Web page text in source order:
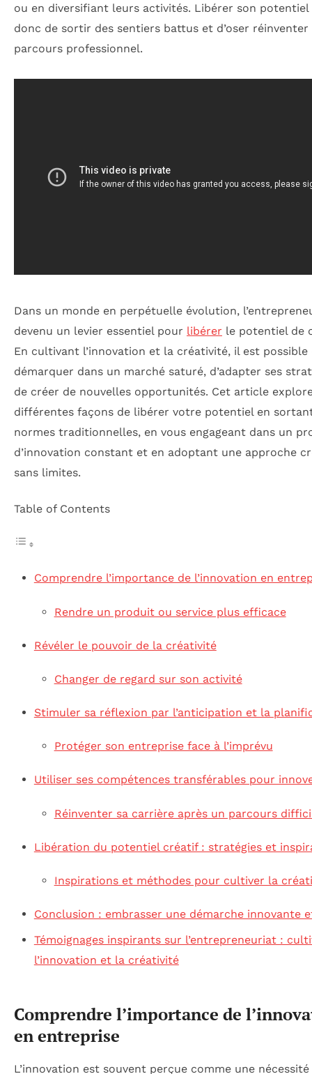
ou en diversifiant leurs activités. Libérer son potentiel
donc de sortir des sentiers battus et d’oser réinventer
parcours professionnel.
Dans un monde en perpétuelle évolution,
devenu un levier essentiel pour libérer le potentiel de
En cultivant l’innovation et la créativité, il est possible
démarquer dans un marché saturé, d’adapter ses
de créer de nouvelles opportunités. Cet article
différentes façons de libérer votre potentiel en
normes traditionnelles, en vous engageant dans un
d’innovation constant et en adoptant une approche
sans limites.
Table of Contents
Comprendre l’importance de l’innovation en
Rendre un produit ou service plus efficace
Révéler le pouvoir de la créativité
Changer de regard sur son activité
Stimuler sa réflexion par l’anticipation et la
Protéger son entreprise face à l’imprévu
Utiliser ses compétences transférables pour
Réinventer sa carrière après un parcours
Libération du potentiel créatif : stratégies et
Inspirations et méthodes pour cultiver la
Conclusion : embrasser une démarche innovante
Témoignages inspirants sur l’entrepreneuriat :
l’innovation et la créativité
Comprendre l’importance de
en entreprise
L’innovation est souvent perçue comme une